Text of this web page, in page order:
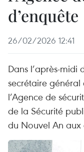
d’enquête
26/02/2026 12:41
Dans l’après-
secrétaire général
l’Agence de
de la Sécurité
du Nouvel An aux